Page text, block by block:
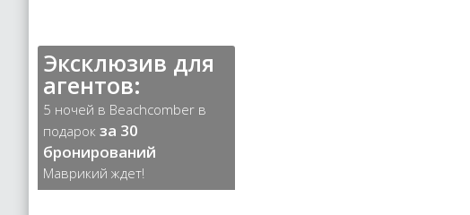
Эксклюзив для
агентов:
5 ночей в Beachcomber в
подарок за 30
бронирований
Маврикий ждет!